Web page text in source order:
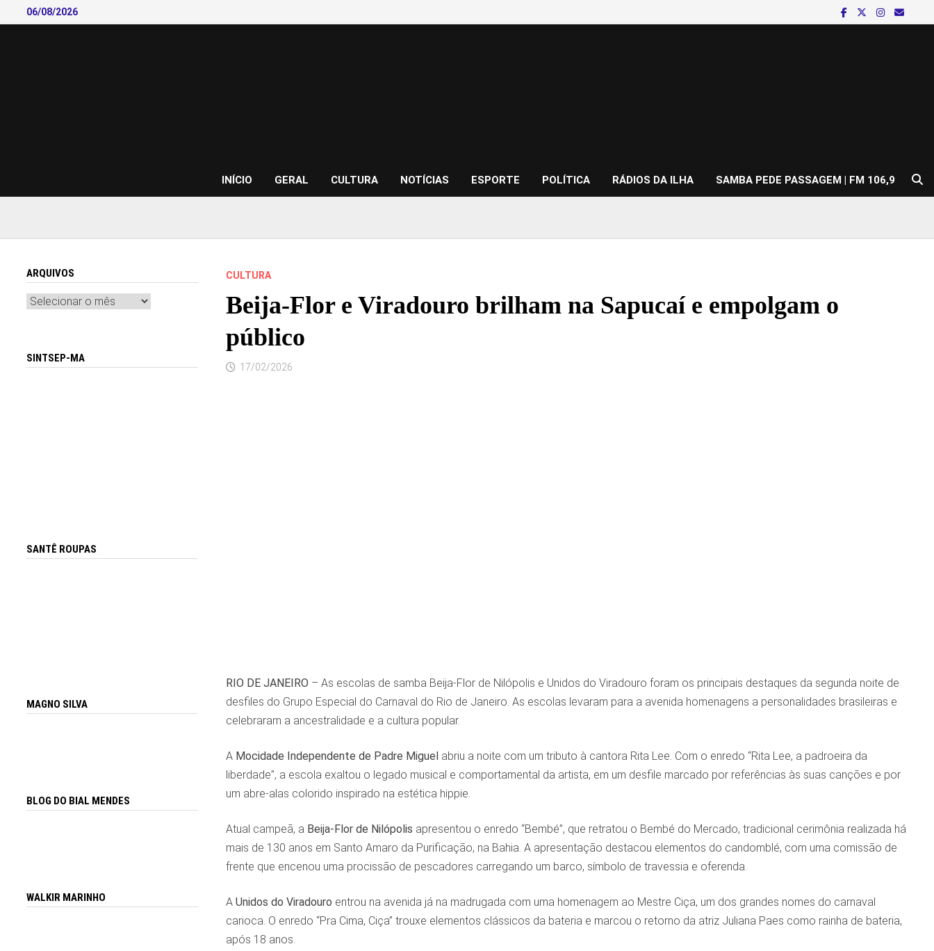
to
06/08/2026
INÍCIO GERAL CULTURA NOTÍCIAS ESPORTE POLÍTICA RÁDIOS DA ILHA SAMBA PEDE PASSAGEM | FM 106,9
CULTURA
Beija-Flor e Viradouro brilham na Sapucaí e empolgam o
público
17/02/2026
RIO DE JANEIRO – As escolas de samba Beija-Flor de Nilópolis e Unidos do Viradouro foram os principais destaques da segunda noite de
desfiles do Grupo Especial do Carnaval do Rio de Janeiro. As escolas levaram para a avenida homenagens a personalidades brasileiras e
celebraram a ancestralidade e a cultura popular.
A Mocidade Independente de Padre Miguel abriu a noite com um tributo à cantora Rita Lee. Com o enredo “Rita Lee, a padroeira da
liberdade”, a escola exaltou o legado musical e comportamental da artista, em um desfile marcado por referências às suas canções e por
um abre-alas colorido inspirado na estética hippie.
Atual campeã, a Beija-Flor de Nilópolis apresentou o enredo “Bembé”, que retratou o Bembé do Mercado, tradicional cerimônia realizada há
mais de 130 anos em Santo Amaro da Purificação, na Bahia. A apresentação destacou elementos do candomblé, com uma comissão de
frente que encenou uma procissão de pescadores carregando um barco, símbolo de travessia e oferenda.
A Unidos do Viradouro entrou na avenida já na madrugada com uma homenagem ao Mestre Ciça, um dos grandes nomes do carnaval
carioca. O enredo “Pra Cima, Ciça” trouxe elementos clássicos da bateria e marcou o retorno da atriz Juliana Paes como rainha de bateria,
após 18 anos.
ARQUIVOS
Arquivos
SINTSEP-MA
SANTÊ ROUPAS
MAGNO SILVA
BLOG DO BIAL MENDES
WALKIR MARINHO